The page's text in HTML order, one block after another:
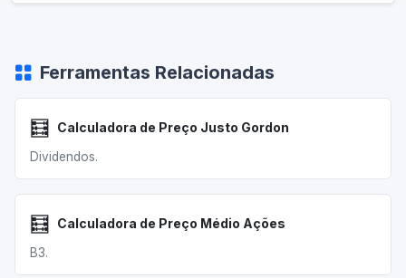
Ferramentas Relacionadas
🧮 Calculadora de Preço Justo Gordon
Dividendos.
🧮 Calculadora de Preço Médio Ações
B3.